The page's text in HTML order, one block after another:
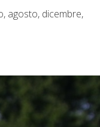
agosto, dicembre,